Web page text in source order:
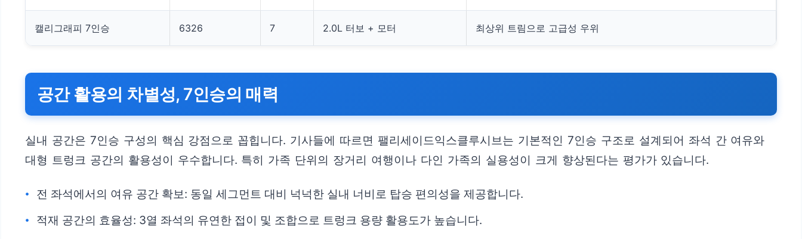
캘리그래피 7인승 6326 7 2.0L 터보 + 모터 최상위 트림으로 고급성 우위
공간 활용의 차별성, 7인승의 매력
실내 공간은 7인승 구성의 핵심 강점으로 꼽힙니다. 기사들에 따르면 팰리세이드익스클루시브는 기본적인 7인승 구조로 설계되어 좌석 간 여유와
대형 트렁크 공간의 활용성이 우수합니다. 특히 가족 단위의 장거리 여행이나 다인 가족의 실용성이 크게 향상된다는 평가가 있습니다.
전 좌석에서의 여유 공간 확보: 동일 세그먼트 대비 넉넉한 실내 너비로 탑승 편의성을 제공합니다.
적재 공간의 효율성: 3열 좌석의 유연한 접이 및 조합으로 트렁크 용량 활용도가 높습니다.